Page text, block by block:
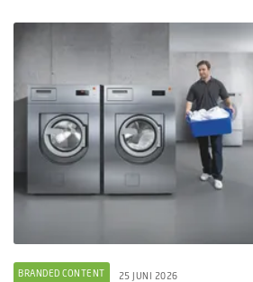
BRANDED CONTENT 25 JUNI 2026